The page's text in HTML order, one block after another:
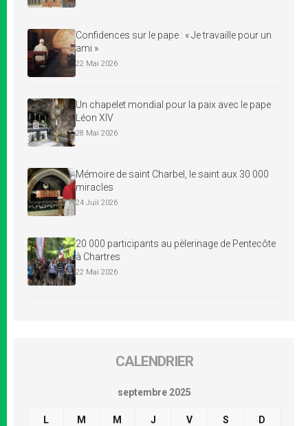
Confidences sur le pape : « Je travaille pour un
ami »
22 Mai 2026
Un chapelet mondial pour la paix avec le pape
Léon XIV
28 Mai 2026
Mémoire de saint Charbel, le saint aux 30 000
miracles
24 Juil 2026
20 000 participants au pèlerinage de Pentecôte
à Chartres
22 Mai 2026
CALENDRIER
septembre 2025
L M M J V S D